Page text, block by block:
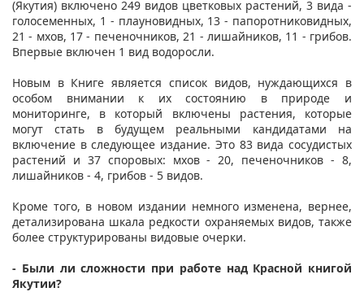
(Якутия) включено 249 видов цветковых растений, 3 вида -
голосеменных, 1 - плауновидных, 13 - папоротниковидных,
21 - мхов, 17 - печеночников, 21 - лишайников, 11 - грибов.
Впервые включен 1 вид водоросли.
Новым в Книге является список видов, нуждающихся в
особом внимании к их состоянию в природе и
мониторинге, в который включены растения, которые
могут стать в будущем реальными кандидатами на
включение в следующее издание. Это 83 вида сосудистых
растений и 37 споровых: мхов - 20, печеночников - 8,
лишайников - 4, грибов - 5 видов.
Кроме того, в новом издании немного изменена, вернее,
детализирована шкала редкости охраняемых видов, также
более структурированы видовые очерки.
- Были ли сложности при работе над Красной книгой
Якутии?